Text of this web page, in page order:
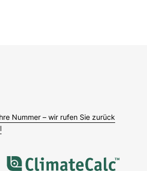
Nummer – wir rufen Sie zurück